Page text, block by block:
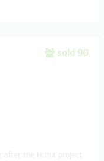
sold 90